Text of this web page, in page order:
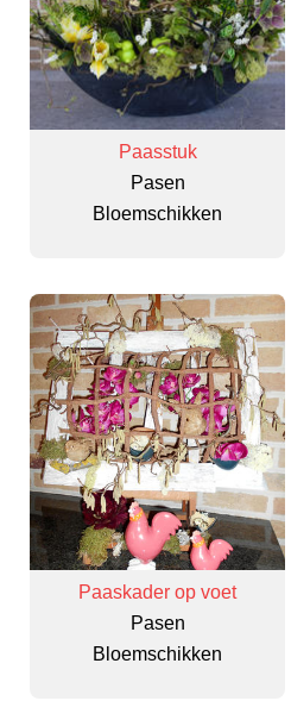
Paasstuk
Pasen
Bloemschikken
Paaskader op voet
Pasen
Bloemschikken